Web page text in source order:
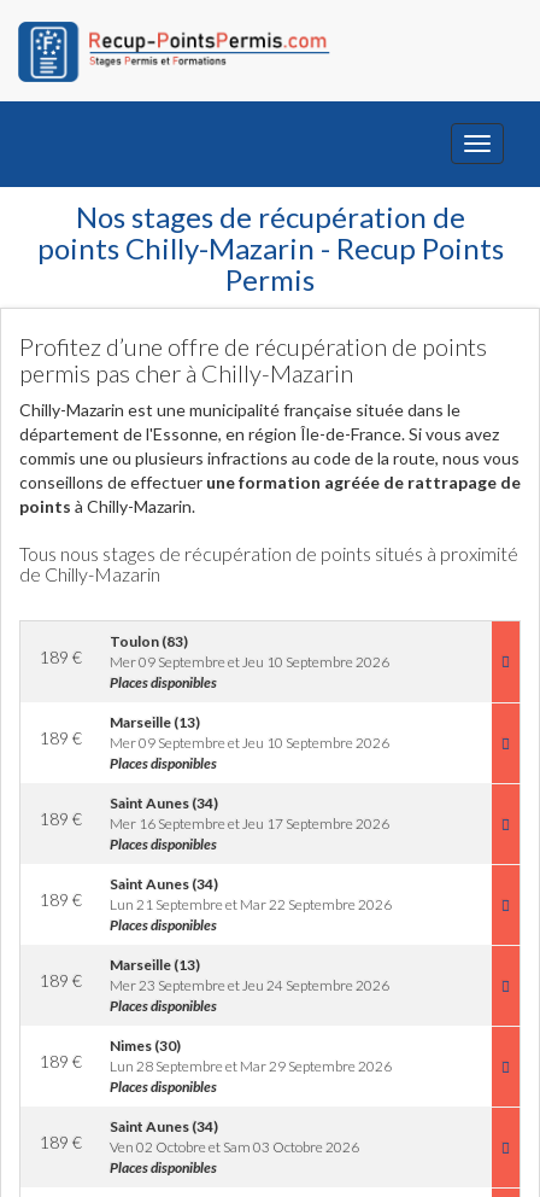
Toggle
Nos stages de récupération de
points Chilly-Mazarin - Recup Points
Permis
Profitez d’une offre de récupération de points
permis pas cher à Chilly-Mazarin
Chilly-Mazarin est une municipalité française située dans le
département de l'Essonne, en région Île-de-France. Si vous avez
commis une ou plusieurs infractions au code de la route, nous vous
conseillons de effectuer une formation agréée de rattrapage de
points à Chilly-Mazarin.
Tous nous stages de récupération de points situés à proximité
de Chilly-Mazarin
189 €
Toulon (83)
Mer 09 Septembre et Jeu 10 Septembre 2026
Places disponibles
189 €
Marseille (13)
Mer 09 Septembre et Jeu 10 Septembre 2026
Places disponibles
189 €
Saint Aunes (34)
Mer 16 Septembre et Jeu 17 Septembre 2026
Places disponibles
189 €
Saint Aunes (34)
Lun 21 Septembre et Mar 22 Septembre 2026
Places disponibles
189 €
Marseille (13)
Mer 23 Septembre et Jeu 24 Septembre 2026
Places disponibles
189 €
Nimes (30)
Lun 28 Septembre et Mar 29 Septembre 2026
Places disponibles
189 €
Saint Aunes (34)
Ven 02 Octobre et Sam 03 Octobre 2026
Places disponibles